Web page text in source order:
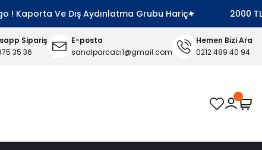
Ve Dış Aydınlatma Grubu Hariç 2000 TL Ve
Sipariş
35 36
E-posta
sanalparcaci1@gmail.com
Hemen Bizi Ara
0212 489 40 94